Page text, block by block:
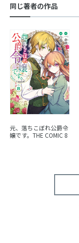
同じ著者の作品
元、落ちこぼれ公爵令
嬢です。THE COMIC 8